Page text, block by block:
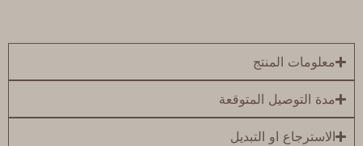
معلومات المنتج
مدة التوصيل المتوقعة
الاسترجاع او التبديل